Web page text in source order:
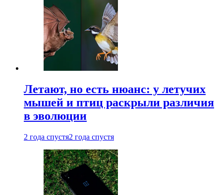
Летают, но есть нюанс: у летучих
мышей и птиц раскрыли различия
в эволюции
2 года спустя2 года спустя